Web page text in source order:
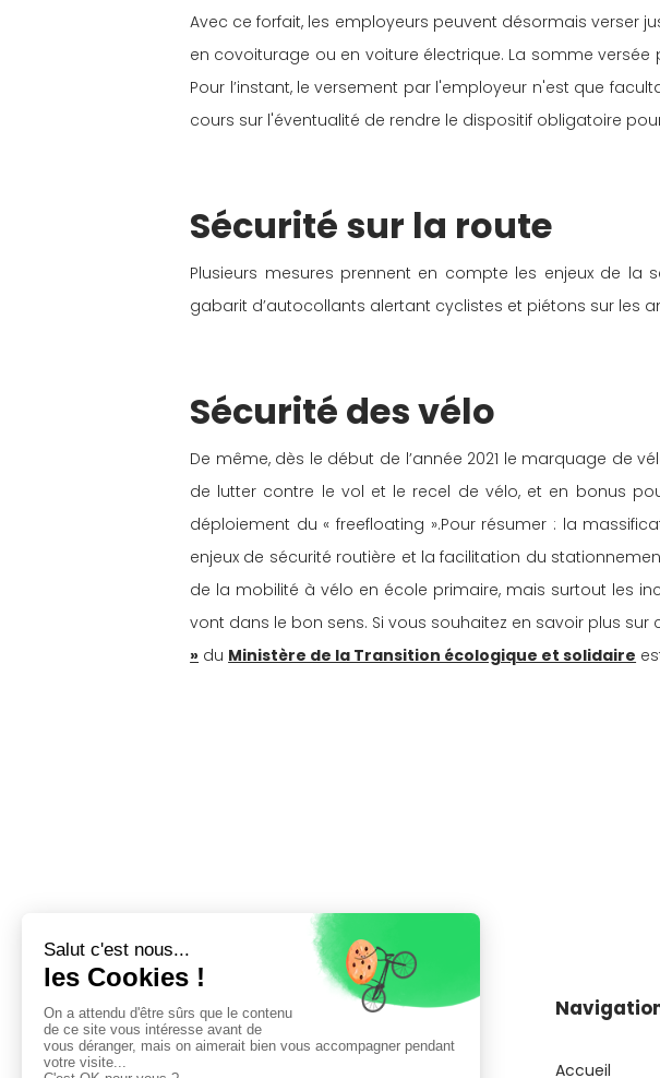
Avec ce forfait, les employeurs peuvent désormais verser
en covoiturage ou en voiture électrique. La somme
Pour l’instant, le versement par l'employeur n'est que
cours sur l'éventualité de rendre le dispositif obligatoire
Sécurité sur la route
Plusieurs mesures prennent en compte les enjeux de la
gabarit d’autocollants alertant cyclistes et piétons sur les
Sécurité des vélo
De même, dès le début de l’année 2021 le marquage de
de lutter contre le vol et le recel de vélo, et en bonus
déploiement du « freefloating ».Pour résumer : la
enjeux de sécurité routière et la facilitation du
de la mobilité à vélo en école primaire, mais surtout les
vont dans le bon sens. Si vous souhaitez en savoir plus sur
» du Ministère de la Transition écologique et solidaire
Accueil